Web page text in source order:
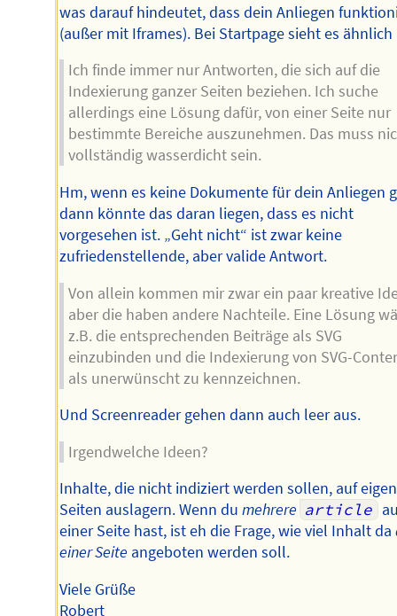
was darauf hindeutet, dass dein Anliegen
(außer mit Iframes). Bei Startpage sieht es ähnlich
Ich finde immer nur Antworten, die sich auf die
Indexierung ganzer Seiten beziehen. Ich suche
allerdings eine Lösung dafür, von einer Seite nur
bestimmte Bereiche auszunehmen. Das muss
vollständig wasserdicht sein.
Hm, wenn es keine Dokumente für dein Anliegen
dann könnte das daran liegen, dass es nicht
vorgesehen ist. „Geht nicht“ ist zwar keine
zufriedenstellende, aber valide Antwort.
Von allein kommen mir zwar ein paar kreative
aber die haben andere Nachteile. Eine Lösung
z.B. die entsprechenden Beiträge als SVG
einzubinden und die Indexierung von SVG-
als unerwünscht zu kennzeichnen.
Und Screenreader gehen dann auch leer aus.
Irgendwelche Ideen?
Inhalte, die nicht indiziert werden sollen, auf
Seiten auslagern. Wenn dumehrere article
einer Seite hast, ist eh die Frage, wie viel Inhalt da
einer Seite angeboten werden soll.
Viele Grüße
Robert